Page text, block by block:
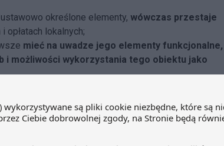
określone elementy, wówczas przestaje
opłatach lokalnych;
mieć na uwadze jego elementy funkcjonalne,
i możliwości wykorzystania tego obiektu jako
nową przesłankę pozaustawową dzielącą obiektu
podatku od nieruchomości, którzy posiadają